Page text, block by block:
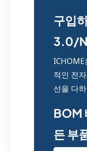
구입
3.0/
ICHOME
적인 전
선을 다
BOM
든 부